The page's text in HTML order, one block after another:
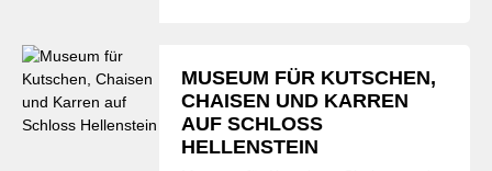
MUSEUM FÜR KUTSCHEN,
CHAISEN UND KARREN
AUF SCHLOSS
HELLENSTEIN